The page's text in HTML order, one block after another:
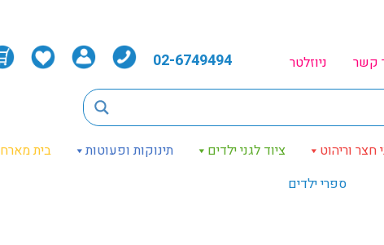
קשר ניוזלטר 02-6749494
חצר וריהוט ציוד לגני ילדים תינוקות ופעוטות בית מארח
ספרי ילדים